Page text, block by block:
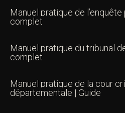
Manuel pratique de
complet
Manuel pratique du tribunal
complet
Manuel pratique de la cour
départementale | Guide